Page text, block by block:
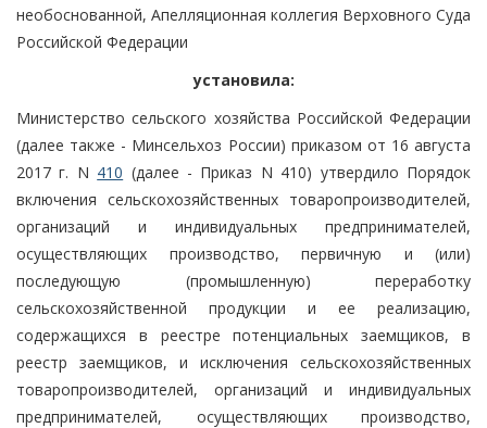
необоснованной, Апелляционная коллегия Верховного Суда
Российской Федерации
установила:
Министерство сельского хозяйства Российской Федерации
(далее также - Минсельхоз России) приказом от 16 августа
2017 г. N 410 (далее - Приказ N 410) утвердило Порядок
включения сельскохозяйственных товаропроизводителей,
организаций и индивидуальных предпринимателей,
осуществляющих производство, первичную и (или)
последующую (промышленную) переработку
сельскохозяйственной продукции и ее реализацию,
содержащихся в реестре потенциальных заемщиков, в
реестр заемщиков, и исключения сельскохозяйственных
товаропроизводителей, организаций и индивидуальных
предпринимателей, осуществляющих производство,